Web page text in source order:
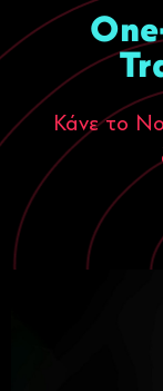
Digital
Πώς
15
Περισσότερα
Κάνε το